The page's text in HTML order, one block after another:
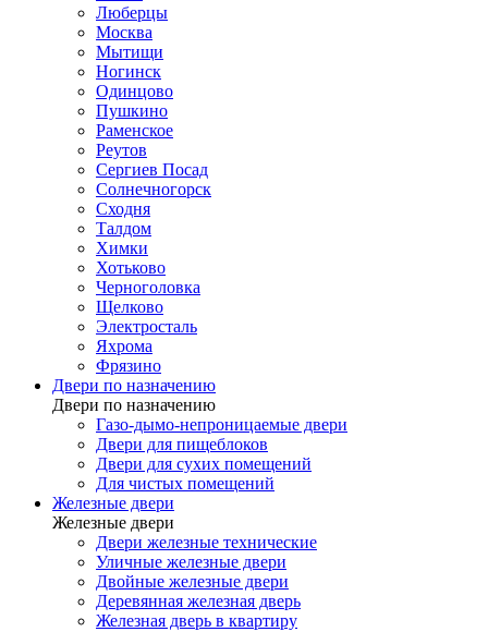
Люберцы
Москва
Мытищи
Ногинск
Одинцово
Пушкино
Раменское
Реутов
Сергиев Посад
Солнечногорск
Сходня
Талдом
Химки
Хотьково
Черноголовка
Щелково
Электросталь
Яхрома
Фрязино
Двери по назначению
Двери по назначению
Газо-дымо-непроницаемые двери
Двери для пищеблоков
Двери для сухих помещений
Для чистых помещений
Железные двери
Железные двери
Двери железные технические
Уличные железные двери
Двойные железные двери
Деревянная железная дверь
Железная дверь в квартиру